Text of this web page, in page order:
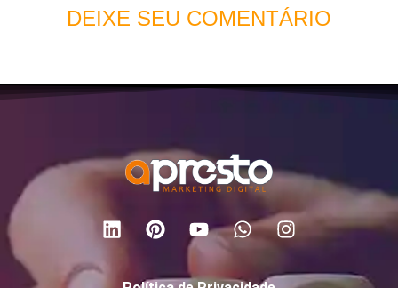
DEIXE SEU COMENTÁRIO